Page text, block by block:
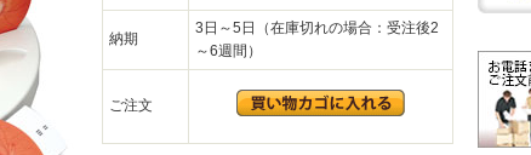
納期
3日～5日（在庫切れの場合：受注後2
～6週間）
ご注文